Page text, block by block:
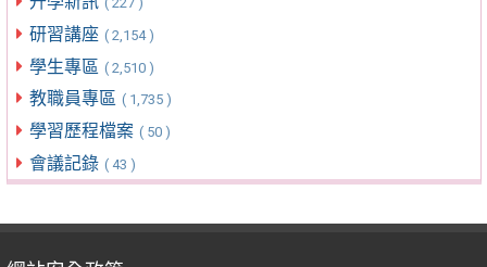
研習講座 ( 2,154 )
學生專區 ( 2,510 )
教職員專區 ( 1,735 )
學習歷程檔案 ( 50 )
會議記錄 ( 43 )